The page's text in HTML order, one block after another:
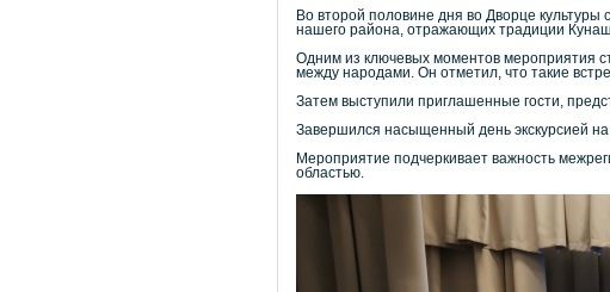
Во второй половине дня во Дворце
нашего района, отражающих традиции
Одним из ключевых моментов мероприятия
между народами. Он отметил, что такие
Затем выступили приглашенные гости,
Завершился насыщенный день экскурсией
Мероприятие подчеркивает важность
областью.